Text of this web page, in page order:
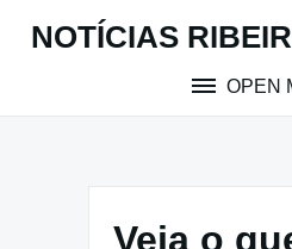
NOTÍCIAS
OPEN
Veja o